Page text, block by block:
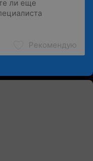
Рекомендую